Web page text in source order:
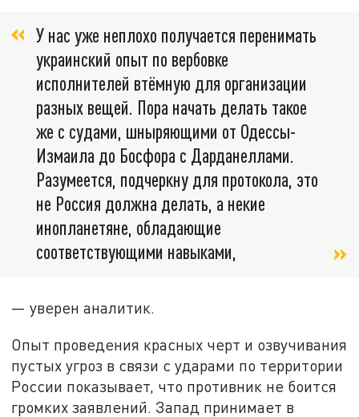
У нас уже неплохо получается перенимать
украинский опыт по вербовке
исполнителей втёмную для организации
разных вещей. Пора начать делать такое
же с судами, шныряющими от Одессы-
Измаила до Босфора с Дарданеллами.
Разумеется, подчеркну для протокола, это
не Россия должна делать, а некие
инопланетяне, обладающие
соответствующими навыками,
— уверен аналитик.
Опыт проведения красных черт и озвучивания
пустых угроз в связи с ударами по территории
России показывает, что противник не боится
громких заявлений. Запад принимает в